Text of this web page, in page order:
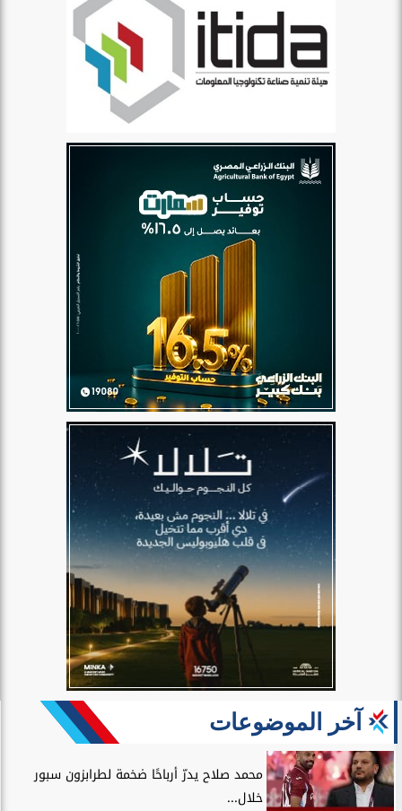
آخر الموضوعات
محمد صلاح يدرّ أرباحًا ضخمة لطرابزون سبور
خلال...